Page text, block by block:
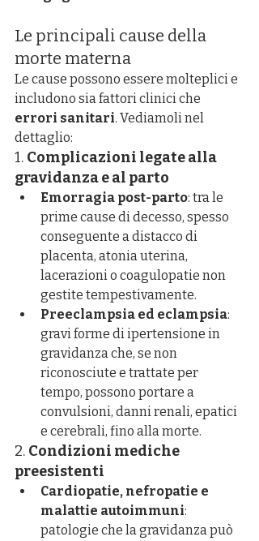
Le principali cause della
morte materna
Le cause possono essere molteplici e
includono sia fattori clinici che
errori sanitari. Vediamoli nel
dettaglio:
1. Complicazioni legate alla
gravidanza e al parto
Emorragia post-parto: tra le
prime cause di decesso, spesso
conseguente a distacco di
placenta, atonia uterina,
lacerazioni o coagulopatie non
gestite tempestivamente.
Preeclampsia ed eclampsia:
gravi forme di ipertensione in
gravidanza che, se non
riconosciute e trattate per
tempo, possono portare a
convulsioni, danni renali, epatici
e cerebrali, fino alla morte.
2. Condizioni mediche
preesistenti
Cardiopatie, nefropatie e
malattie autoimmuni:
patologie che la gravidanza può